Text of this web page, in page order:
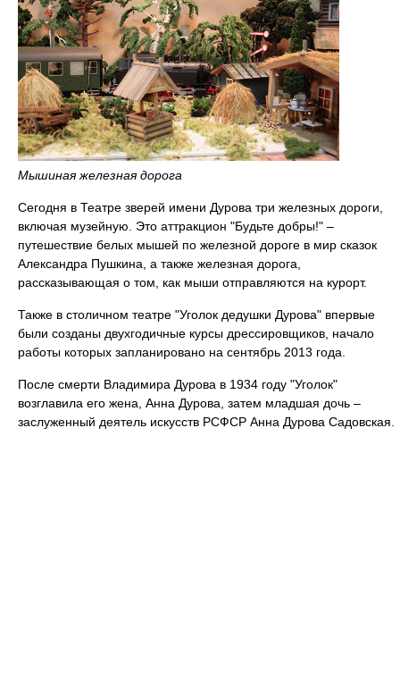
Мышиная железная дорога
Сегодня в Театре зверей имени Дурова три железных дороги,
включая музейную. Это аттракцион "Будьте добры!" –
путешествие белых мышей по железной дороге в мир сказок
Александра Пушкина, а также железная дорога,
рассказывающая о том, как мыши отправляются на курорт.
Также в столичном театре "Уголок дедушки Дурова" впервые
были созданы двухгодичные курсы дрессировщиков, начало
работы которых запланировано на сентябрь 2013 года.
После смерти Владимира Дурова в 1934 году "Уголок"
возглавила его жена, Анна Дурова, затем младшая дочь –
заслуженный деятель искусств РСФСР Анна Дурова Садовская.